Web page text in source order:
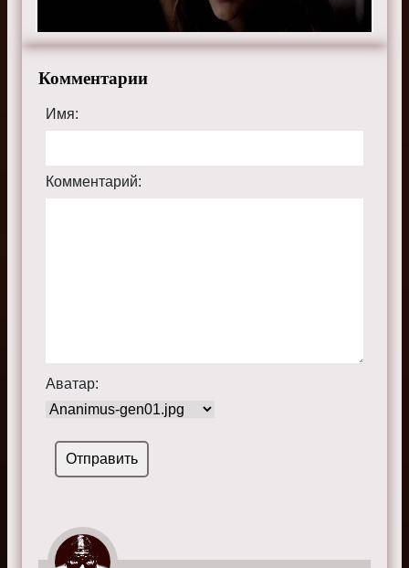
телефоне, планшете, пк или телевизоре на сайте
thevampirediariesru.ru.
Комментарии
Имя:
Комментарий:
Аватар: